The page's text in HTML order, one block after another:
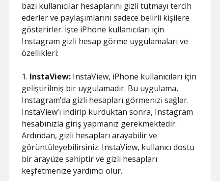
bazı kullanıcılar hesaplarını gizli tutmayı tercih
ederler ve paylaşımlarını sadece belirli kişilere
gösterirler. İşte iPhone kullanıcıları için
Instagram gizli hesap görme uygulamaları ve
özellikleri:
1. InstaView: InstaView, iPhone kullanıcıları için
geliştirilmiş bir uygulamadır. Bu uygulama,
Instagram’da gizli hesapları görmenizi sağlar.
InstaView’ı indirip kurduktan sonra, Instagram
hesabınızla giriş yapmanız gerekmektedir.
Ardından, gizli hesapları arayabilir ve
görüntüleyebilirsiniz. InstaView, kullanıcı dostu
bir arayüze sahiptir ve gizli hesapları
keşfetmenize yardımcı olur.